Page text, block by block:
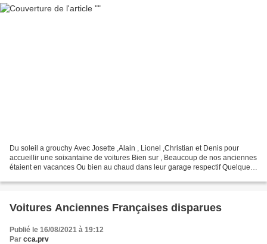
Du soleil a grouchy Avec Josette ,Alain , Lionel ,Christian et Denis pour
accueillir une soixantaine de voitures Bien sur , Beaucoup de nos anciennes
étaient en vacances Ou bien au chaud dans leur garage respectif Quelques
Voitures Anciennes Françaises disparues
Publié le 16/08/2021 à 19:12
Par cca.prv